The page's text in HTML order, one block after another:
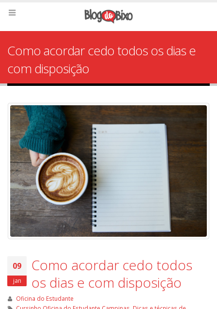
Como acordar cedo todos os dias e
com disposição
09
jan
Como acordar cedo todos
os dias e com disposição
Oficina do Estudante